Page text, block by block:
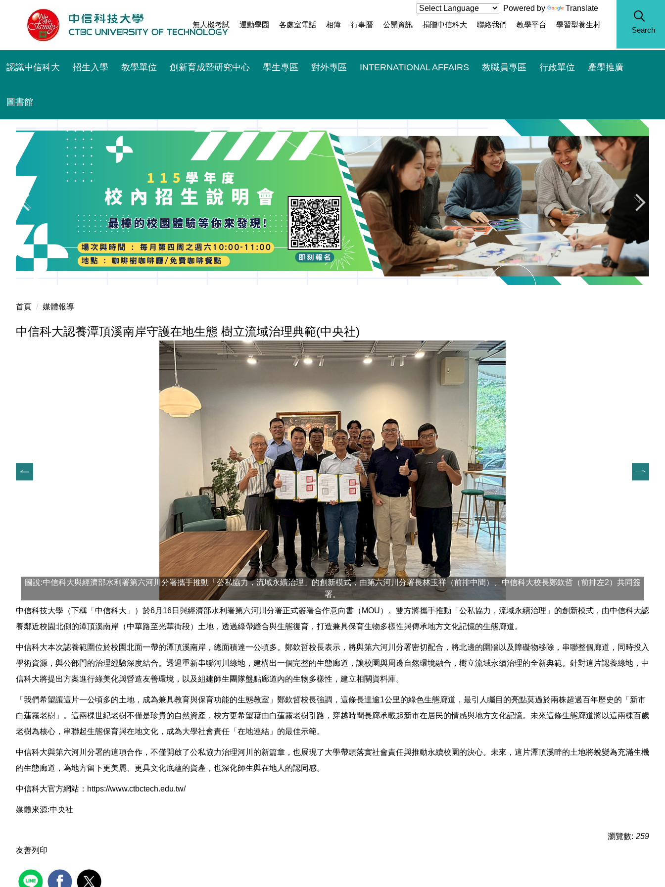
容
Search
Powered by Translate
認識中信科大 招生入學 教學單位 創新育成暨研究中心 學生專區 對外專區 INTERNATIONAL AFFAIRS 教職員專區 行政單位 產學推廣
圖書館
無人機考試 運動學園 各處室電話 相簿 行事曆 公開資訊 捐贈中信科大 聯絡我們 教學平台 學習型養生村
首頁 媒體報導
中信科大認養潭頂溪南岸守護在地生態 樹立流域治理典範(中央社)
圖說:中信科大與經濟部水利署第六河川分署攜手推動「公私協力，流域永續治理」的創新模式，由第六河川分署長林玉祥（前排中間）、中信科大校長鄭欽哲（前排左2）共同簽
署。
中信科技大學（下稱「中信科大」）於6月16日與經濟部水利署第六河川分署正式簽署合作意向書（MOU）。雙方將攜手推動「公私協力，流域永續治理」的創新模式，由中信科大認
養鄰近校園北側的潭頂溪南岸（中華路至光華街段）土地，透過綠帶縫合與生態復育，打造兼具保育生物多樣性與傳承地方文化記憶的生態廊道。
中信科大本次認養範圍位於校園北面一帶的潭頂溪南岸，總面積達一公頃多。鄭欽哲校長表示，將與第六河川分署密切配合，將北邊的圍牆以及障礙物移除，串聯整個廊道，同時投入
學術資源，與公部門的治理經驗深度結合。透過重新串聯河川綠地，建構出一個完整的生態廊道，讓校園與周邊自然環境融合，樹立流域永續治理的全新典範。針對這片認養綠地，中
信科大將提出方案進行綠美化與營造友善環境，以及組建師生團隊盤點廊道內的生物多樣性，建立相關資料庫。
「我們希望讓這片一公頃多的土地，成為兼具教育與保育功能的生態教室」鄭欽哲校長強調，這條長達逾1公里的綠色生態廊道，最引人矚目的亮點莫過於兩株超過百年歷史的「新市
白蓮霧老樹」。這兩棵世紀老樹不僅是珍貴的自然資產，校方更希望藉由白蓮霧老樹引路，穿越時間長廊承載起新市在居民的情感與地方文化記憶。未來這條生態廊道將以這兩棵百歲
老樹為核心，串聯起生態保育與在地文化，成為大學社會責任「在地連結」的最佳示範。
中信科大與第六河川分署的這項合作，不僅開啟了公私協力治理河川的新篇章，也展現了大學帶頭落實社會責任與推動永續校園的決心。未來，這片潭頂溪畔的土地將蛻變為充滿生機
的生態廊道，為地方留下更美麗、更具文化底蘊的資產，也深化師生與在地人的認同感。
中信科大官方網站： https://www.ctbctech.edu.tw/
媒體來源:中央社
瀏覽數: 259
友善列印